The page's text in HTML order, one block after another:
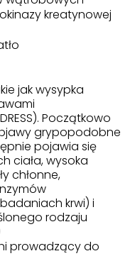
kreatynowej
jak wysypka
Początkowo
grypopodobne
pojawia się
ciała, wysoka
chłonne,
krwi) i
rodzaju
prowadzący do